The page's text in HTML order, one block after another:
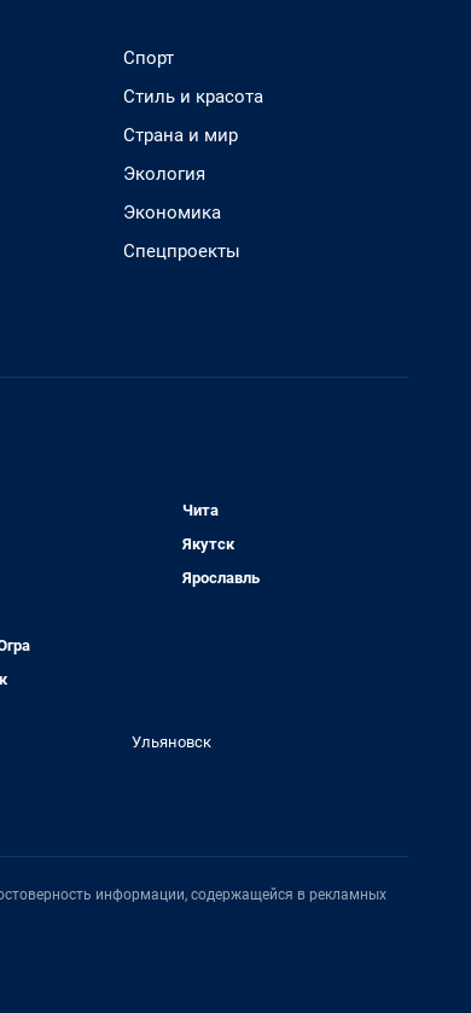
Спорт
Стиль и красота
Страна и мир
Экология
Экономика
Спецпроекты
Чита
Якутск
Ярославль
Ульяновск
информации, содержащейся в рекламных